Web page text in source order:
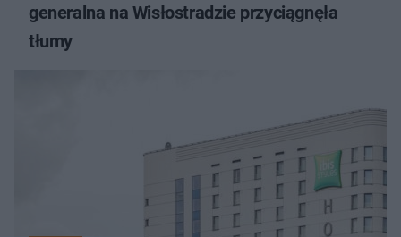
generalna na Wisłostradzie przyciągnęła
tłumy